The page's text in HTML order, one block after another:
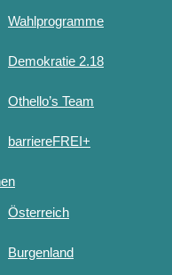
Wahlprogramme
Demokratie 2.18
Othello’s Team
barriereFREI+
Österreich
Burgenland